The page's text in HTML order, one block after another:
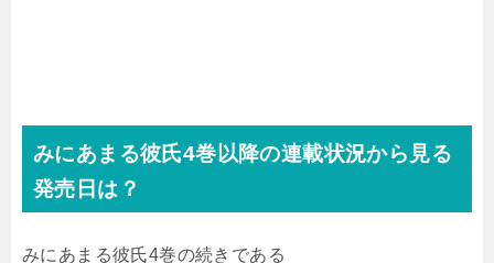
みにあまる彼氏4巻 以降の連載状況から見る
発売日は？
みにあまる彼氏4巻の続きである